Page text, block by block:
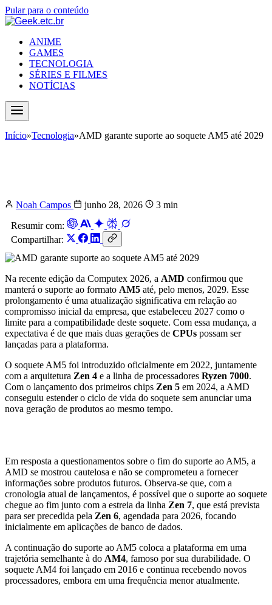
Pular para o conteúdo
ANIME
GAMES
TECNOLOGIA
SÉRIES E FILMES
NOTÍCIAS
Início»Tecnologia»AMD garante suporte ao soquete AM5 até 2029
Noah Campos junho 28, 2026
3 min
Resumir com:
Compartilhar:
Na recente edição da Computex 2026, a AMD confirmou que
manterá o suporte ao formato AM5 até, pelo menos, 2029. Esse
prolongamento é uma atualização significativa em relação ao
compromisso inicial da empresa, que estabeleceu 2027 como o
limite para a compatibilidade deste soquete. Com essa mudança, a
expectativa é de que mais duas gerações de CPUs possam ser
lançadas para a plataforma.
O soquete AM5 foi introduzido oficialmente em 2022, juntamente
com a arquitetura Zen 4 e a linha de processadores Ryzen 7000.
Com o lançamento dos primeiros chips Zen 5 em 2024, a AMD
conseguiu estender o ciclo de vida do soquete sem anunciar uma
nova geração de produtos ao mesmo tempo.
Em resposta a questionamentos sobre o fim do suporte ao AM5, a
AMD se mostrou cautelosa e não se comprometeu a fornecer
informações sobre produtos futuros. Observa-se que, com a
cronologia atual de lançamentos, é possível que o suporte ao soquete
chegue ao fim junto com a estreia da linha Zen 7, que está prevista
para ser precedida pela Zen 6, agendada para 2026, focando
inicialmente em aplicações de banco de dados.
A continuação do suporte ao AM5 coloca a plataforma em uma
trajetória semelhante à do AM4, famoso por sua durabilidade. O
soquete AM4 foi lançado em 2016 e continua recebendo novos
processadores, embora em uma frequência menor atualmente.